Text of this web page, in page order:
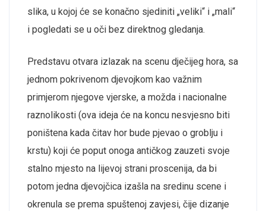
slika, u kojoj će se konačno sjediniti „veliki“ i „mali“
i pogledati se u oči bez direktnog gledanja.
Predstavu otvara izlazak na scenu dječijeg hora, sa
jednom pokrivenom djevojkom kao važnim
primjerom njegove vjerske, a možda i nacionalne
raznolikosti (ova ideja će na koncu nesvjesno biti
poništena kada čitav hor bude pjevao o groblju i
krstu) koji će poput onoga antičkog zauzeti svoje
stalno mjesto na lijevoj strani proscenija, da bi
potom jedna djevojčica izašla na sredinu scene i
okrenula se prema spuštenoj zavjesi, čije dizanje